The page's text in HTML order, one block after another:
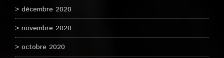
décembre 2020
novembre 2020
octobre 2020